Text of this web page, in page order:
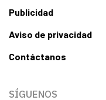
Publicidad
Aviso de privacidad
Contáctanos
SÍGUENOS